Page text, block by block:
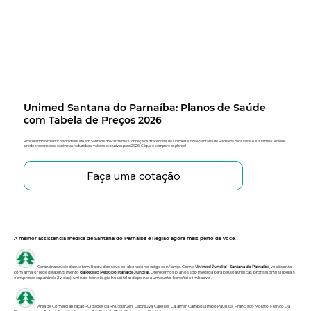
Unimed Santana do Parnaíba: Planos de Saúde
com Tabela de Preços 2026
Procurando o melhor plano de saúde em Santana do Parnaíba? Conheça os diferenciais da Unimed Jundiaí-Santana do Parnaíba para você e sua família. Acesse
a rede credenciada, carências reduzidas e valores exclusivos para 2026. Clique e compare os planos!
Faça uma cotação
A melhor assistência médica de Santana do Parnaíba e Região agora mais perto de você.
Garantir a saúde da sua família ou dos seus colaboradores exige confiança. Com aUnimed Jundiaí - Santana do Parnaíba, você conta
com a maior rede de atendimentoda Região Metropolitana de Jundiaí. Oferecemos planos sob medida para pessoas físicas, profissionais liberais
e empresas (a partir de 2 vidas), unindo tecnologia hospitalar de ponta a um custo-benefício imbatível.
Área de Comercialização - Cidades da RMJ: Barueri, Cabreúva, Caieiras, Cajamar, Campo Limpo Paulista, Francisco Morato, Franco Da